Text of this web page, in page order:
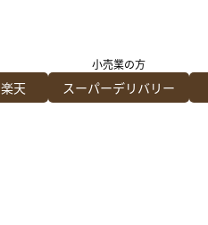
楽天
小売業の方
スーパーデリバリー